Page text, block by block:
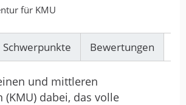
für KMU
Schwerpunkte Bewertungen
und mittleren
(KMU) dabei, das volle